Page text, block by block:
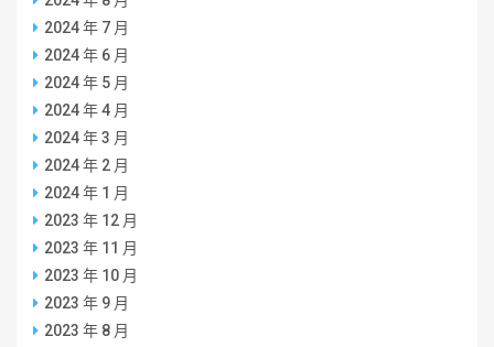
2024 年 7 月
2024 年 6 月
2024 年 5 月
2024 年 4 月
2024 年 3 月
2024 年 2 月
2024 年 1 月
2023 年 12 月
2023 年 11 月
2023 年 10 月
2023 年 9 月
2023 年 8 月